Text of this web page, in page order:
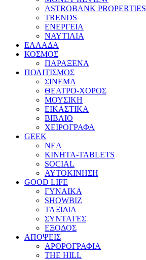
ASTROBANK PROPERTIES
TRENDS
ΕΝΕΡΓΕΙΑ
ΝΑΥΤΙΛΙΑ
ΕΛΛΑΔΑ
ΚΟΣΜΟΣ
ΠΑΡΑΞΕΝΑ
ΠΟΛΙΤΙΣΜΟΣ
ΣΙΝΕΜΑ
ΘΕΑΤΡΟ-ΧΟΡΟΣ
ΜΟΥΣΙΚΗ
ΕΙΚΑΣΤΙΚΑ
ΒΙΒΛΙΟ
ΧΕΙΡΟΓΡΑΦΑ
GEEK
ΝΕΑ
ΚΙΝΗΤΑ-TABLETS
SOCIAL
ΑΥΤΟΚΙΝΗΣΗ
GOOD LIFE
ΓΥΝΑΙΚΑ
SHOWBIZ
ΤΑΞΙΔΙΑ
ΣΥΝΤΑΓΕΣ
ΕΞΟΔΟΣ
ΑΠΟΨΕΙΣ
ΑΡΘΡΟΓΡΑΦΙΑ
THE HILL